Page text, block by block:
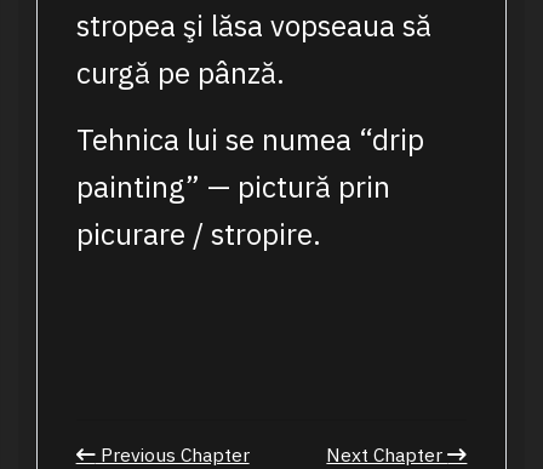
stropea şi lăsa vopseaua să
curgă pe pânză.
Tehnica lui se numea “drip
painting” — pictură prin
picurare / stropire.
Previous Chapter Next Chapter